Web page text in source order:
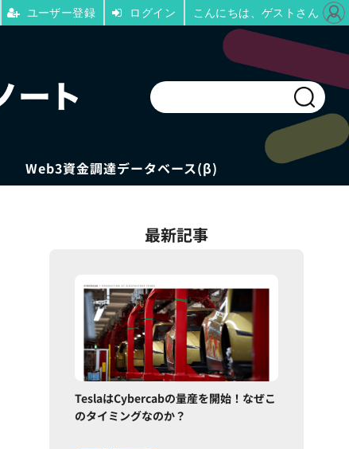
Web3資金調達データベース(β)
最新記事
TeslaはCybercabの量産を開始！なぜこ
のタイミングなのか？
ユーザー登録 ログイン こんにちは、ゲストさん